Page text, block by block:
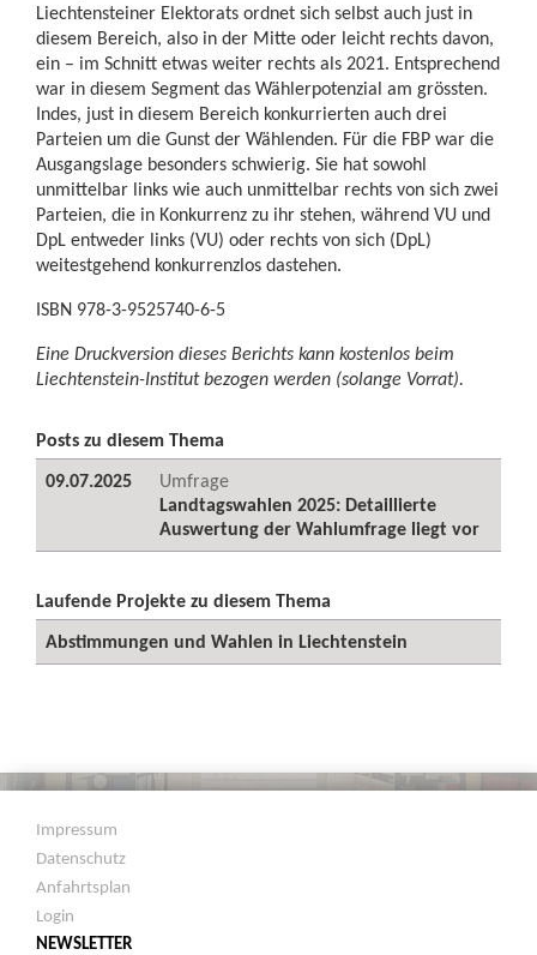
Liechtensteiner Elektorats ordnet sich selbst auch just in
diesem Bereich, also in der Mitte oder leicht rechts davon,
ein – im Schnitt etwas weiter rechts als 2021. Entsprechend
war in diesem Segment das Wählerpotenzial am grössten.
Indes, just in diesem Bereich konkurrierten auch drei
Parteien um die Gunst der Wählenden. Für die FBP war die
Ausgangslage besonders schwierig. Sie hat sowohl
unmittelbar links wie auch unmittelbar rechts von sich zwei
Parteien, die in Konkurrenz zu ihr stehen, während VU und
DpL entweder links (VU) oder rechts von sich (DpL)
weitestgehend konkurrenzlos dastehen.
ISBN 978-3-9525740-6-5
Eine Druckversion dieses Berichts kann kostenlos beim
Liechtenstein-Institut bezogen werden (solange Vorrat).
Posts zu diesem Thema
09.07.2025
Umfrage
Landtagswahlen 2025: Detaillierte
Auswertung der Wahlumfrage liegt vor
Laufende Projekte zu diesem Thema
Abstimmungen und Wahlen in Liechtenstein
Impressum
Datenschutz
Anfahrtsplan
Login
NEWSLETTER